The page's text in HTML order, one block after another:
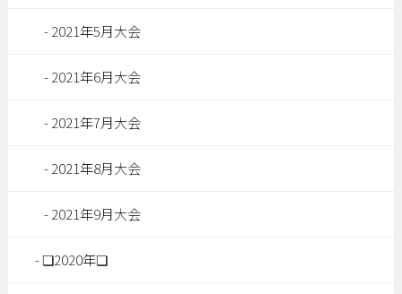
2021年5月大会
2021年6月大会
2021年7月大会
2021年8月大会
2021年9月大会
❏2020年❏